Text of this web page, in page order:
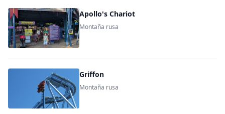
Apollo's Chariot
Montaña rusa
Griffon
Montaña rusa